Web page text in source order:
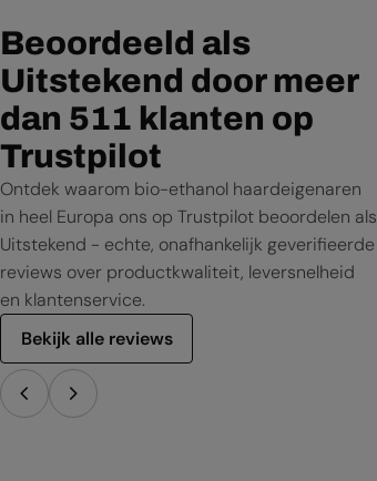
Beoordeeld als
Uitstekend door meer
dan 511 klanten op
Trustpilot
Ontdek waarom bio-ethanol haardeigenaren
in heel Europa ons op Trustpilot beoordelen als
Uitstekend - echte, onafhankelijk geverifieerde
reviews over productkwaliteit, leversnelheid
en klantenservice.
Bekijk alle reviews